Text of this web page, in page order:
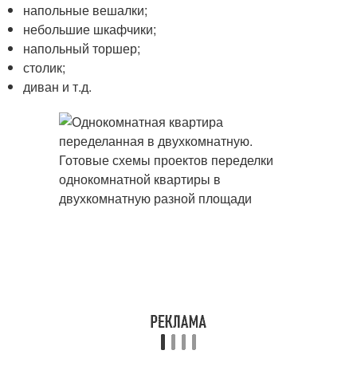
напольные вешалки;
небольшие шкафчики;
напольный торшер;
столик;
диван и т.д.